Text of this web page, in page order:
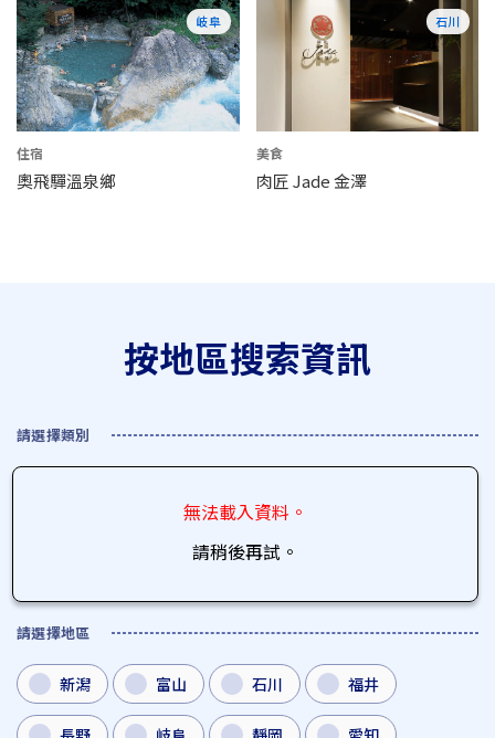
岐阜
住宿
奧飛驒溫泉鄉
石川
美食
肉匠 Jade 金澤
按地區搜索資訊
請選擇類別
無法載入資料。
請稍後再試。
請選擇地區
新潟 富山 石川 福井